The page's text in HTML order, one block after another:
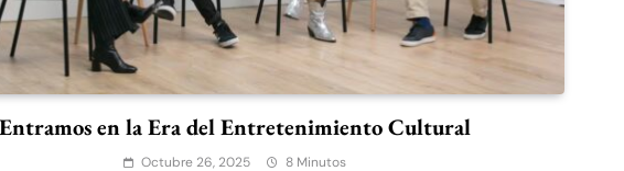
Entramos en la Era del Entretenimiento Cultural
Octubre 26, 2025 8 Minutos